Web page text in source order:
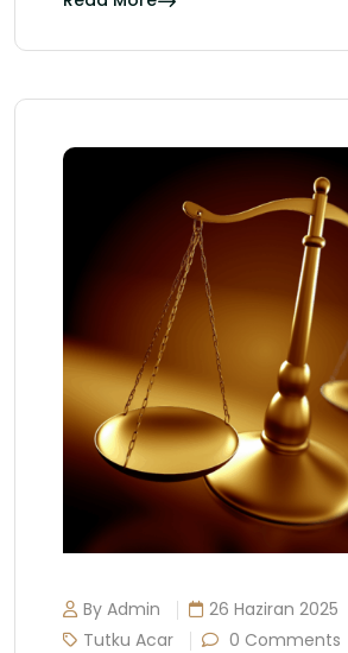
By Admin
26 Haziran 2025
Tutku Acar
0 Comments